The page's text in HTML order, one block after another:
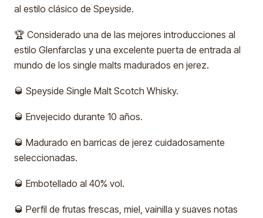
al estilo clásico de Speyside.
🏆 Considerado una de las mejores introducciones al
estilo Glenfarclas y una excelente puerta de entrada al
mundo de los single malts madurados en jerez.
🥃 Speyside Single Malt Scotch Whisky.
🥃 Envejecido durante 10 años.
🥃 Madurado en barricas de jerez cuidadosamente
seleccionadas.
🥃 Embotellado al 40% vol.
🥃 Perfil de frutas frescas, miel, vainilla y suaves notas